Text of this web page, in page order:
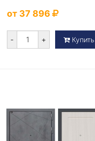
от 37 896
- + Купить